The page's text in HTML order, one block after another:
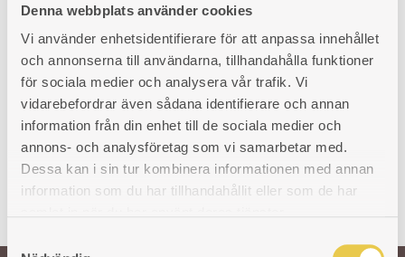
Denna webbplats använder cookies
Vi använder enhetsidentifierare för att anpassa innehållet
och annonserna till användarna, tillhandahålla funktioner
för sociala medier och analysera vår trafik. Vi
vidarebefordrar även sådana identifierare och annan
information från din enhet till de sociala medier och
annons- och analysföretag som vi samarbetar med.
Dessa kan i sin tur kombinera informationen med annan
information som du har tillhandahållit eller som de har
32 500kr 33 900